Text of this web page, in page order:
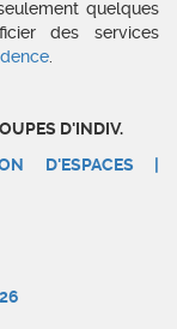
quelques
des services
.
D'INDIV.
D'ESPACES |